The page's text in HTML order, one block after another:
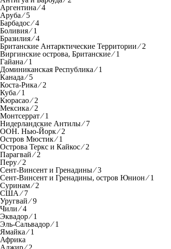
Аргентина ⁄ 4
Аруба ⁄ 5
Барбадос ⁄ 4
Боливия ⁄ 1
Бразилия ⁄ 4
Британские Антарктические Территории ⁄ 2
Виргинские острова, Британские ⁄ 1
Гайана ⁄ 1
Доминиканская Республика ⁄ 1
Канада ⁄ 5
Коста-Рика ⁄ 2
Куба ⁄ 1
Кюрасао ⁄ 2
Мексика ⁄ 2
Монтсеррат ⁄ 1
Нидерландские Антилы ⁄ 7
ООН. Нью-Йорк ⁄ 2
Остров Мюстик ⁄ 1
Острова Теркс и Кайкос ⁄ 2
Парагвай ⁄ 2
Перу ⁄ 2
Сент-Винсент и Гренадины ⁄ 3
Сент-Винсент и Гренадины, остров Юнион ⁄ 1
Суринам ⁄ 2
США ⁄ 7
Уругвай ⁄ 9
Чили ⁄ 4
Эквадор ⁄ 1
Эль-Сальвадор ⁄ 1
Ямайка ⁄ 1
Африка
Алжир ⁄ 2